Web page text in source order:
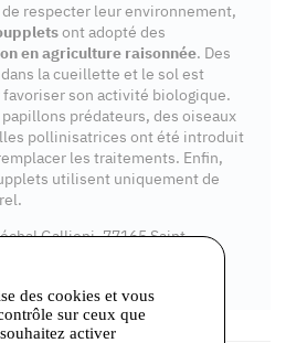
respecter leur environnement,
ont adopté des
en agriculture raisonnée. Des
la cueillette et le sol est
son activité biologique.
prédateurs, des oiseaux
pollinisatrices ont été introduit
les traitements. Enfin,
utilisent uniquement de
Gallieni, 77165 Saint-
des cookies et vous
sur ceux que
activer